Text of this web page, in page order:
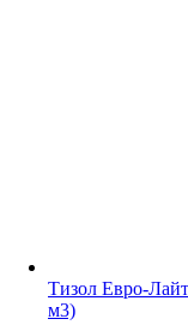
Тизол Евро-
м3)